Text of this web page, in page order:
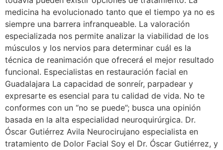
medicina ha evolucionado tanto que el tiempo ya no es
siempre una barrera infranqueable. La valoración
especializada nos permite analizar la viabilidad de los
músculos y los nervios para determinar cuál es la
técnica de reanimación que ofrecerá el mejor resultado
funcional. Especialistas en restauración facial en
Guadalajara La capacidad de sonreír, parpadear y
expresarte es esencial para tu calidad de vida. No te
conformes con un “no se puede”; busca una opinión
basada en la alta especialidad neuroquirúrgica. Dr.
Óscar Gutiérrez Avila Neurocirujano especialista en
tratamiento de Dolor Facial Soy el Dr. Óscar Gutiérrez, y